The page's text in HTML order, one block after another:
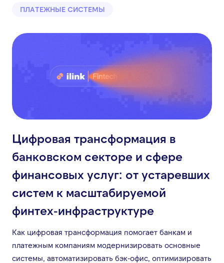
ПЛАТЕЖНЫЕ СИСТЕМЫ
Цифровая трансформация в
банковском секторе и сфере
финансовых услуг: от устаревших
систем к масштабируемой
финтех-инфраструктуре
Как цифровая трансформация помогает банкам и
платежным компаниям модернизировать основные
системы, автоматизировать бэк-офис, оптимизировать